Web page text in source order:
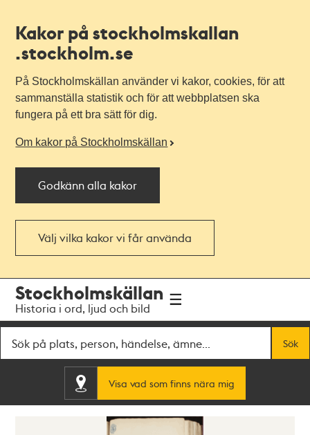
Kakor på stockholmskallan
.stockholm.se
På Stockholmskällan använder vi kakor, cookies, för att
sammanställa statistik och för att webbplatsen ska
fungera på ett bra sätt för dig.
Om kakor på Stockholmskällan
Godkänn alla kakor
Välj vilka kakor vi får använda
navigationen
huvudinnehållet
Stockholmskällan
Historia i ord, ljud och bild
Sök
Visa vad som finns nära mig